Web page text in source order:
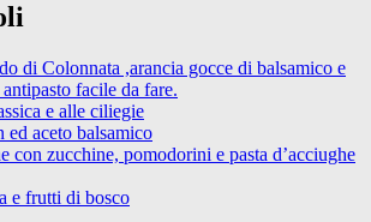
di Colonnata ,arancia gocce di balsamico e
facile da fare.
e alle ciliegie
ed aceto balsamico
con zucchine, pomodorini e pasta d’acciughe
e frutti di bosco